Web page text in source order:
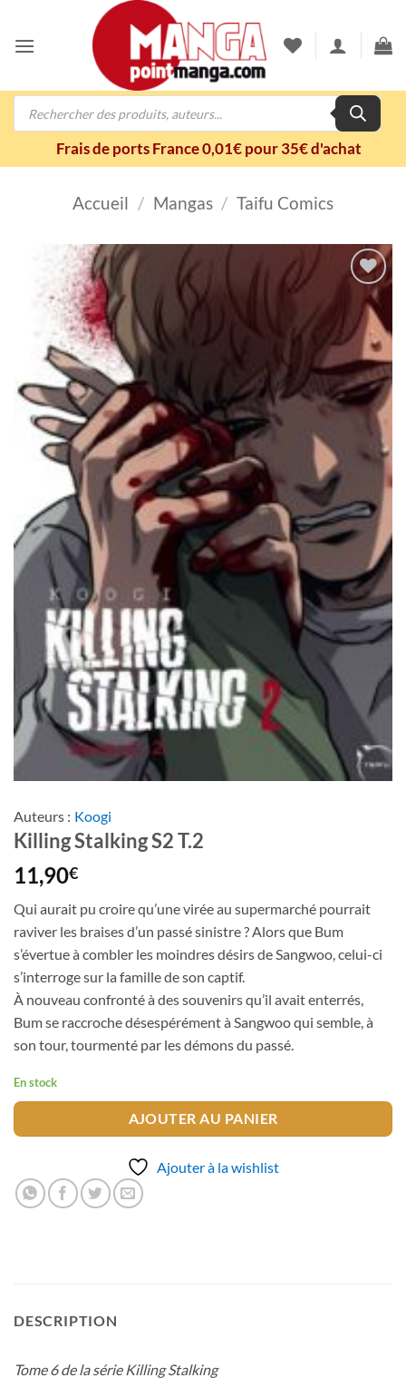
contenu
Recherche
Frais de ports France 0,01€ pour 35€ d'achat
Accueil / Mangas / Taifu Comics
Ajouter
à la
wishlist
Auteurs : Koogi
Killing Stalking S2 T.2
11,90€
Qui aurait pu croire qu’une virée au supermarché pourrait
raviver les braises d’un passé sinistre ? Alors que Bum
s’évertue à combler les moindres désirs de Sangwoo, celui-ci
s’interroge sur la famille de son captif.
À nouveau confronté à des souvenirs qu’il avait enterrés,
Bum se raccroche désespérément à Sangwoo qui semble, à
son tour, tourmenté par les démons du passé.
En stock
AJOUTER AU PANIER
Ajouter à la wishlist
DESCRIPTION
Tome 6 de la série Killing Stalking